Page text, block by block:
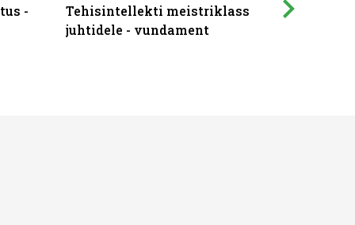
-
Tehisintellekti meistriklass
juhtidele - vundament